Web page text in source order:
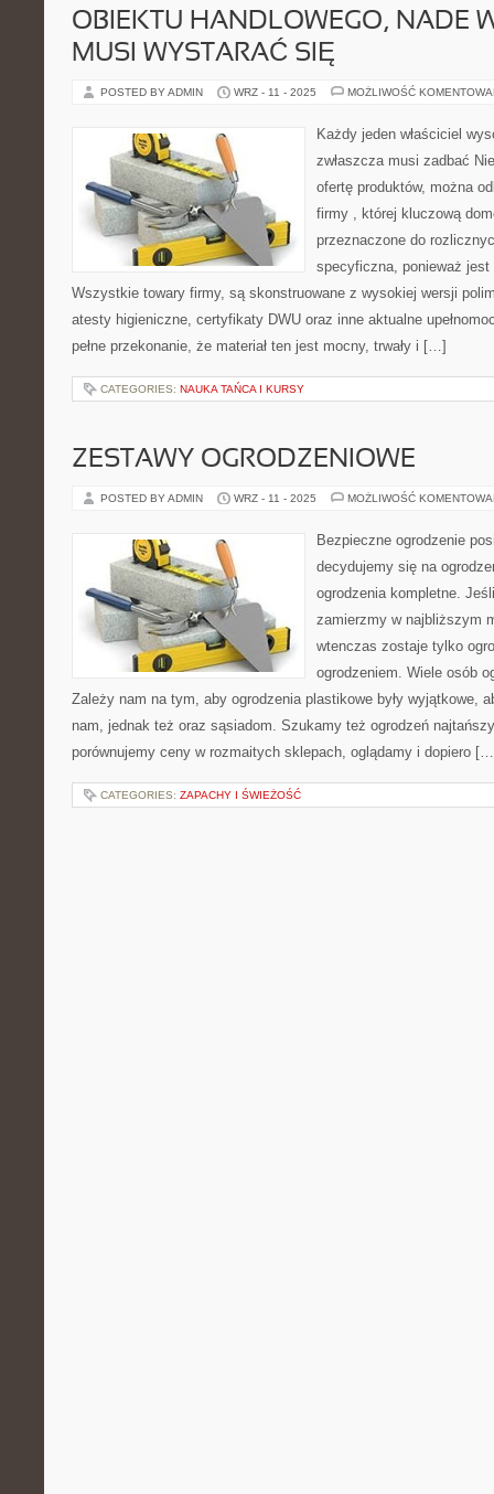
OBIEKTU HANDLOWEGO, NADE
MUSI WYSTARAĆ SIĘ
POSTED BY ADMIN WRZ - 11 - 2025 MOŻLIWOŚĆ
Każdy jeden właściciel
zwłaszcza musi zadbać
ofertę produktów, można
firmy , której kluczową
przeznaczone do
specyficzna, ponieważ
Wszystkie towary firmy, są skonstruowane z wysokiej wersji
atesty higieniczne, certyfikaty DWU oraz inne aktualne
pełne przekonanie, że materiał ten jest mocny, trwały i […]
CATEGORIES: NAUKA TAŃCA I KURSY
ZESTAWY OGRODZENIOWE
POSTED BY ADMIN WRZ - 11 - 2025 MOŻLIWOŚĆ
Bezpieczne ogrodzenie
decydujemy się na
ogrodzenia kompletne.
zamierzmy w najbliższym
wtenczas zostaje tylko
ogrodzeniem. Wiele osób
Zależy nam na tym, aby ogrodzenia plastikowe były wyjątkowe,
nam, jednak też oraz sąsiadom. Szukamy też ogrodzeń
porównujemy ceny w rozmaitych sklepach, oglądamy i dopiero
CATEGORIES: ZAPACHY I ŚWIEŻOŚĆ